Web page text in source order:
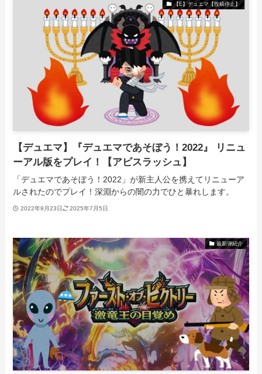
【E】デュエマ【投稿停止】
【デュエマ】『デュエマであそぼう！2022』 リニュ
ーアル版をプレイ！【アビスラッシュ】
「デュエマであそぼう！2022」が新主人公を携えてリニューア
ルされたのでプレイ！深淵からの闇の力でひと暴れします。
2022年9月23日 2025年7月5日
最新弾紹介